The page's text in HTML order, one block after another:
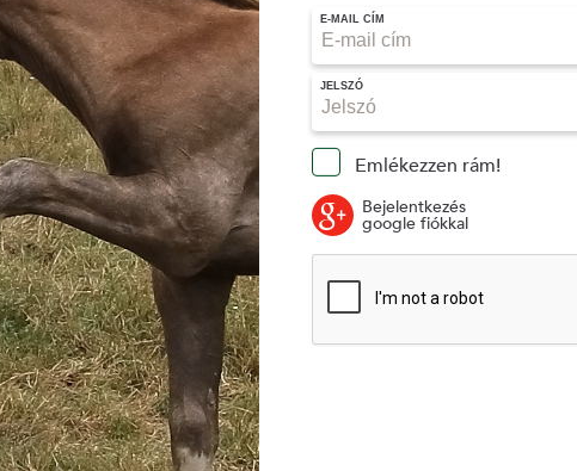
E-MAIL CÍM
JELSZÓ
Emlékezzen rám!
Bejelentkezés
google fiókkal